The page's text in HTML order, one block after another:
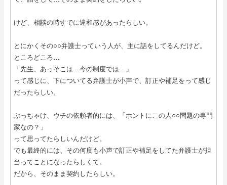
けど、相談の時すでに違和感があったらしい。
とにかくその○○弁護士っていう人が、主に話をしてるんだけど。
ところどころ…
「先生、あっそこは…今の制度では…」
って感じに、下についてる弁護士が小声で、訂正や補足をって感じ
だったらしい。
ぶっちゃけ、ウチの依頼者的には、「ホントにこの人○○問題の専門
家なの？」
って思ってたらしいんだけど。
でも最終的には、その何度も小声で訂正や補足をしてた弁護士が担
当ってことになったらしくて。
だから、そのまま契約したらしい。